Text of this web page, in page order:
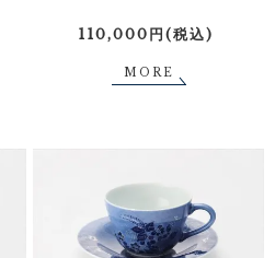
110,000円(税込)
MORE